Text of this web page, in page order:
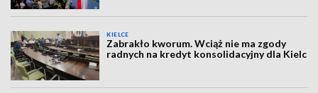
KIELCE
Zabrakło kworum. Wciąż nie ma zgody
radnych na kredyt konsolidacyjny dla Kielc